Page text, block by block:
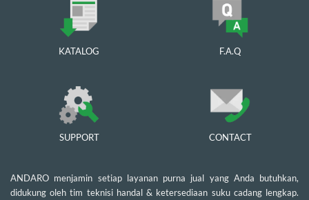
KATALOG F.A.Q
SUPPORT CONTACT
ANDARO menjamin setiap layanan purna jual yang Anda butuhkan,
didukung oleh tim teknisi handal & ketersediaan suku cadang lengkap.